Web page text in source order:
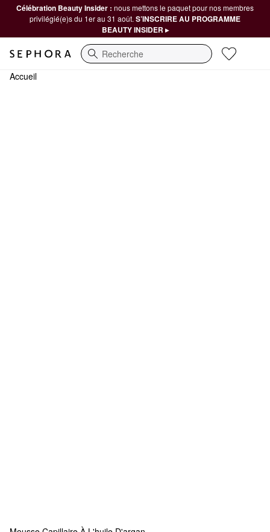
Célébration Beauty Insider : nous mettons le paquet pour nos membres
privilégié(e)s du 1er au 31 août. S’INSCRIRE AU PROGRAMME
BEAUTY INSIDER ▸
Recherche
Accueil